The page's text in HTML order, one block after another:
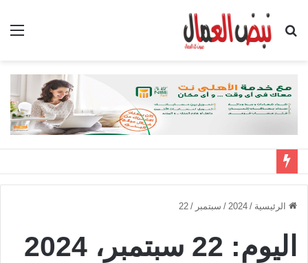
بحث
الرئيسية /
2024
/ سبتمبر /
22
اليوم: 22 سبتمبر، 2024